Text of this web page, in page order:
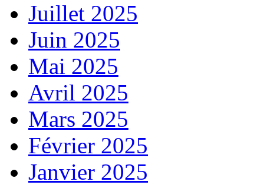
Juillet 2025
Juin 2025
Mai 2025
Avril 2025
Mars 2025
Février 2025
Janvier 2025